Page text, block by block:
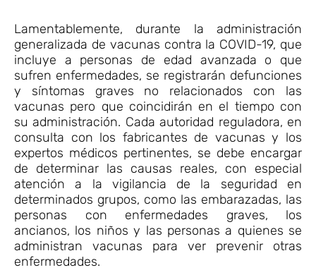
Lamentablemente, durante la administración
generalizada de vacunas contra la COVID-19, que
incluye a personas de edad avanzada o que
sufren enfermedades, se registrarán defunciones
y síntomas graves no relacionados con las
vacunas pero que coincidirán en el tiempo con
su administración. Cada autoridad reguladora, en
consulta con los fabricantes de vacunas y los
expertos médicos pertinentes, se debe encargar
de determinar las causas reales, con especial
atención a la vigilancia de la seguridad en
determinados grupos, como las embarazadas, las
personas con enfermedades graves, los
ancianos, los niños y las personas a quienes se
administran vacunas para ver prevenir otras
enfermedades.